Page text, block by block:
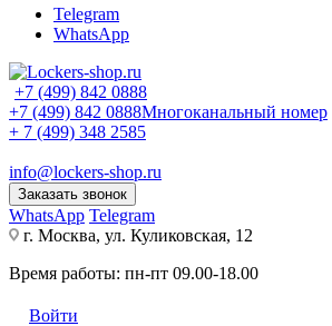
Telegram
WhatsApp
+7 (499) 842 0888
+7 (499) 842 0888Многоканальный номер
+ 7 (499) 348 2585
info@lockers-shop.ru
Заказать звонок
WhatsApp Telegram
г. Москва, ул. Куликовская, 12
Время работы: пн-пт 09.00-18.00
Войти